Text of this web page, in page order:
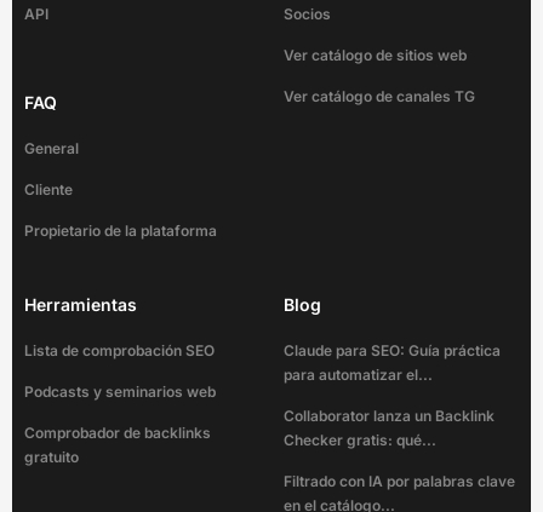
API
FAQ
General
Cliente
Propietario de la plataforma
Socios
Ver catálogo de sitios web
Ver catálogo de canales TG
Herramientas
Lista de comprobación SEO
Podcasts y seminarios web
Comprobador de backlinks
gratuito
Blog
Claude para SEO: Guía práctica
para automatizar el...
Collaborator lanza un Backlink
Checker gratis: qué...
Filtrado con IA por palabras clave
en el catálogo...